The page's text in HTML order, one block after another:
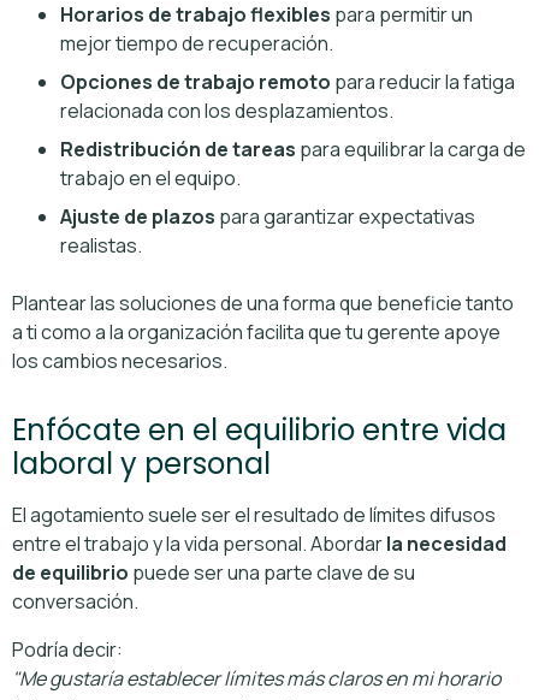
Horarios de trabajo flexibles para permitir un
mejor tiempo de recuperación.
Opciones de trabajo remoto para reducir la fatiga
relacionada con los desplazamientos.
Redistribución de tareas para equilibrar la carga de
trabajo en el equipo.
Ajuste de plazos para garantizar expectativas
realistas.
Plantear las soluciones de una forma que beneficie tanto
a ti como a la organización facilita que tu gerente apoye
los cambios necesarios.
Enfócate en el equilibrio entre vida
laboral y personal
El agotamiento suele ser el resultado de límites difusos
entre el trabajo y la vida personal. Abordarla necesidad
de equilibrio puede ser una parte clave de su
conversación.
Podría decir:
"Me gustaría establecer límites más claros en mi horario